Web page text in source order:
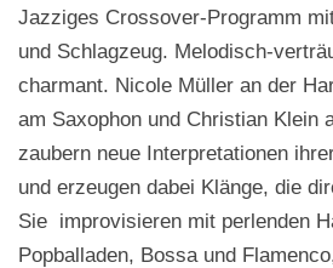
Jazziges Crossover-Programm
und Schlagzeug. Melodisch-
charmant. Nicole Müller an der
am Saxophon und Christian Klein
zaubern neue Interpretationen
und erzeugen dabei Klänge, die
Sie improvisieren mit perlenden
Popballaden, Bossa und